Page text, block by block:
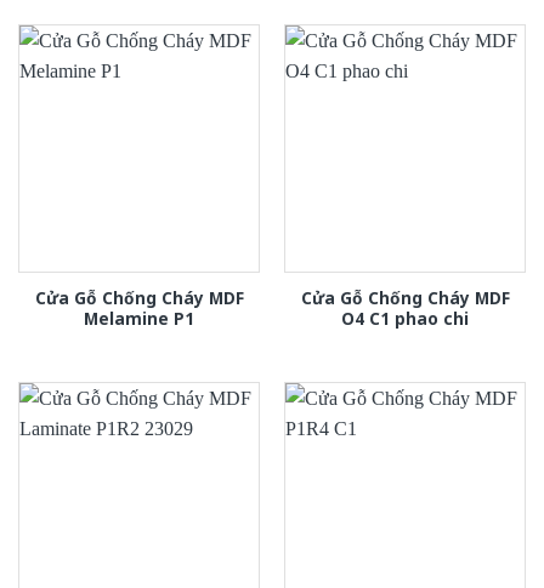
Cửa Gỗ Chống Cháy MDF
Melamine P1
Cửa Gỗ Chống Cháy MDF
O4 C1 phao chi